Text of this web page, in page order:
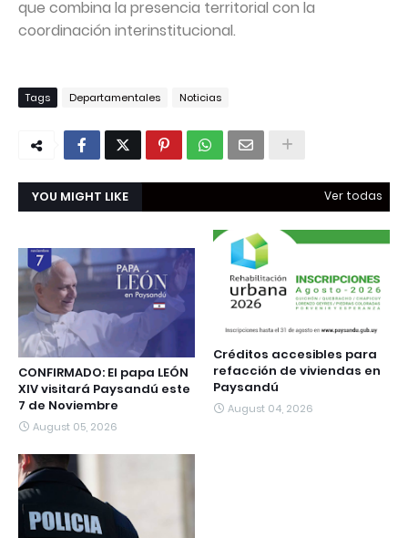
que combina la presencia territorial con la
coordinación interinstitucional.
Tags Departamentales Noticias
YOU MIGHT LIKE Ver todas
CONFIRMADO: El papa LEÓN
XIV visitará Paysandú este
7 de Noviembre
August 05, 2026
Créditos accesibles para
refacción de viviendas en
Paysandú
August 04, 2026